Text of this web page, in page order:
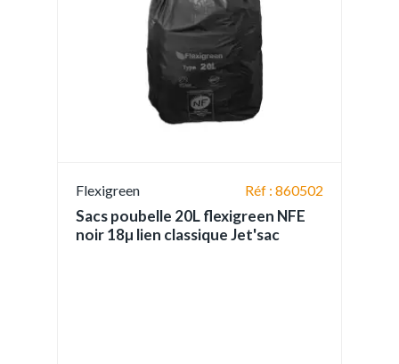
Flexigreen Réf : 860502
Sacs poubelle 20L flexigreen NFE
noir 18µ lien classique Jet'sac